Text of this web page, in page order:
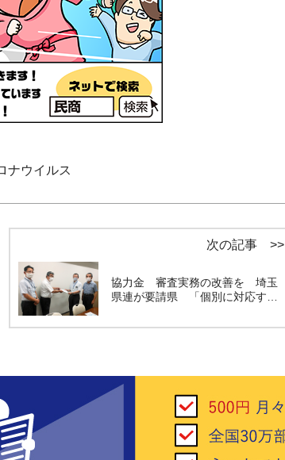
ナウイルス
次の記事 >>
協力金 審査実務の改善を 埼玉
県連が要請県 「個別に対応す…